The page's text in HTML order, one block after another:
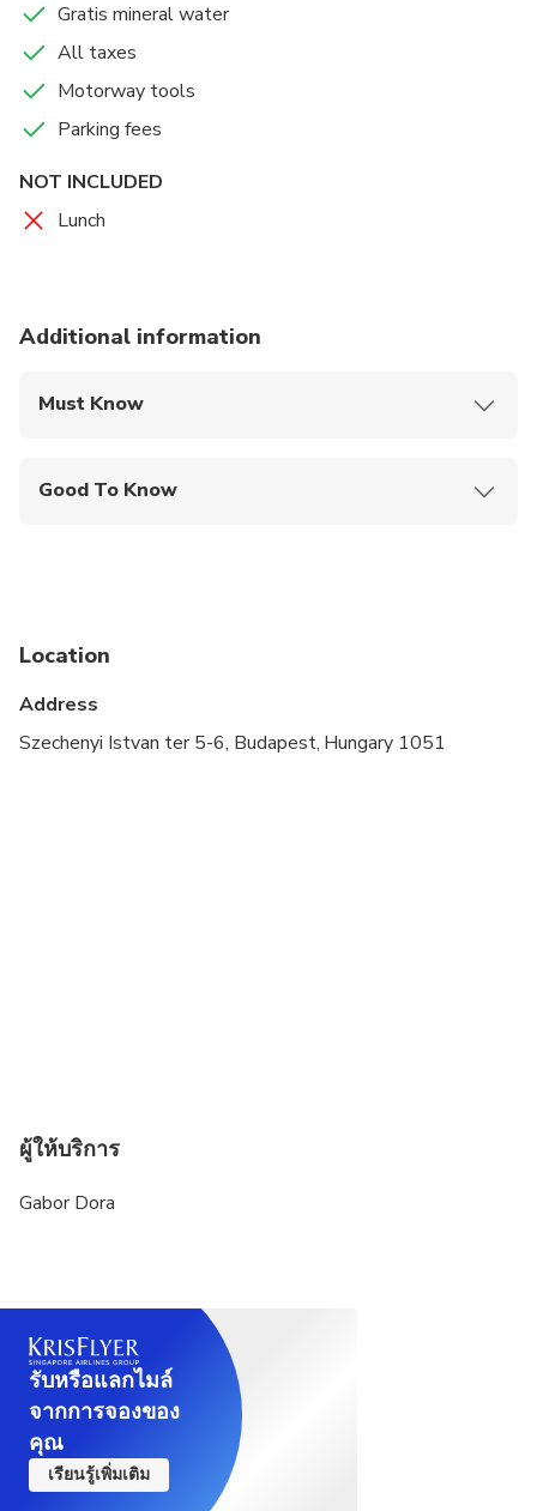
Gratis mineral water
All taxes
Motorway tools
Parking fees
NOT INCLUDED
Lunch
Additional information
Must Know
Good To Know
Suitable for all physical fitness levels
Location
Address
Szechenyi Istvan ter 5-6, Budapest, Hungary 1051
ผู้ให้บริการ
Gabor Dora
รับหรือแลกไมล์
จากการจองของ
คุณ
เรียนรู้เพิ่มเติม